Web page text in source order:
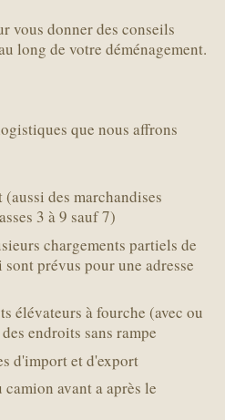
vous donner des conseils
long de votre déménagement.
que nous affrons
des marchandises
3 à 9 sauf 7)
chargements partiels de
sont prévus pour une adresse
élévateurs à fourche (avec ou
endroits sans rampe
d'import et d'export
avant a après le